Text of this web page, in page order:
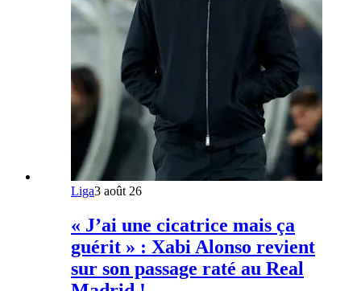
Liga3 août 26
« J’ai une cicatrice mais ça
guérit » : Xabi Alonso revient
sur son passage raté au Real